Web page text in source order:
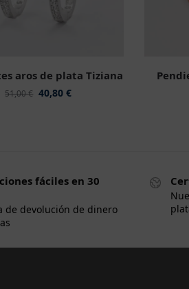
aros de plata Tiziana
51,00€ 40,80€
fáciles en 30
de devolución de dinero